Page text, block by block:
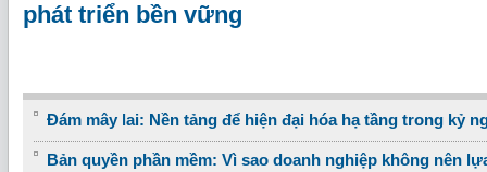
phát triển bền vững
Đám mây lai: Nền tảng để hiện đại hóa hạ tầng trong kỷ
Bản quyền phần mềm: Vì sao doanh nghiệp không nên